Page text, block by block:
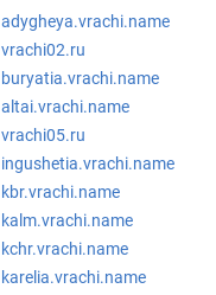
adygheya.vrachi.name
vrachi02.ru
buryatia.vrachi.name
altai.vrachi.name
vrachi05.ru
ingushetia.vrachi.name
kbr.vrachi.name
kalm.vrachi.name
kchr.vrachi.name
karelia.vrachi.name